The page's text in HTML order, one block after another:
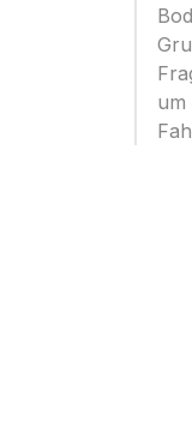
um